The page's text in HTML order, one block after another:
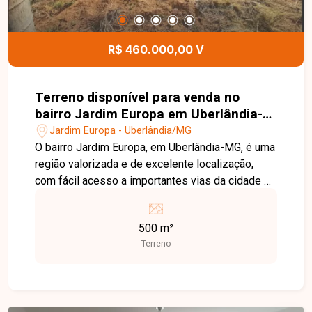
interfone e concertina, oferecendo segurança,
conforto e excelente padrão de acabamento. Esta
é uma excelente oportunidade para quem busca
uma casa completa, moderna e pronta para morar
Uberlândia. Agende uma visita e venha conhecer
todos os detalhes deste imóvel.
R$ 460.000,00 V
Terreno disponível para venda no
bairro Jardim Europa em Uberlândia-
MGJardim Europa - Uberlândia/MG
O bairro Jardim Europa, em Uberlândia-MG, é uma
região valorizada e de excelente localização,
com fácil acesso a importantes vias da cidade e
instituições de ensino. A área oferece
infraestrutura e praticidade para quem busca
tranquilidade para morar, além de boas
500 m²
Terreno